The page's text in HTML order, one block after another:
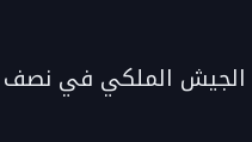
الجيش الملكي في